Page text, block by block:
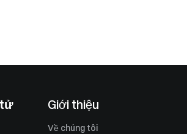
Giới thiệu
Về chúng tôi